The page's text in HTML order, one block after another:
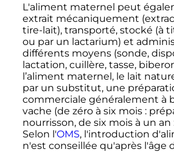
L'aliment maternel peut
extrait mécaniquement
tire-lait), transporté, stocké (à
ou par un lactarium) et
différents moyens (sonde,
lactation, cuillère, tasse,
l’aliment maternel, le lait
par un substitut, une
commerciale généralement à
vache (de zéro à six mois :
nourrisson, de six mois à un an
Selon l'OMS, l'introduction
n'est conseillée qu'après l'âge